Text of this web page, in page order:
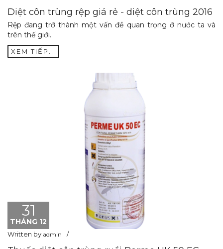
Diệt côn trùng rệp giá rẻ - diệt côn trùng 2016
Rệp đang trở thành một vấn đề quan trọng ở nước ta và
trên thế giới.
XEM TIẾP...
31
THÁNG 12
Written by admin